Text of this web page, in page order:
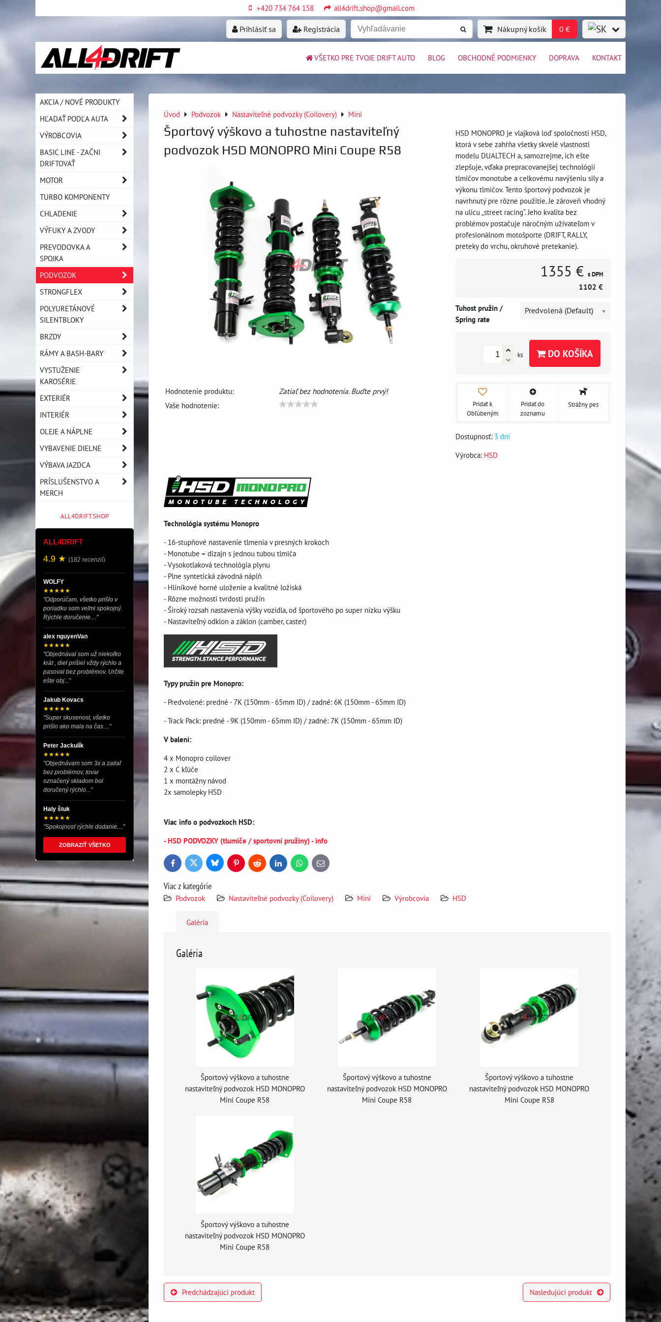
+420 734 764 158 all4drift.shop@gmail.com
Prihlásiť sa Registrácia Nákupný košík 0 €
VŠETKO PRE TVOJE DRIFT AUTO BLOG OBCHODNÉ PODMIENKY DOPRAVA KONTAKT
Úvod Podvozok Nastaviteľné podvozky (Coilovery) Mini
Športový výškovo a tuhostne nastaviteľný
podvozok HSD MONOPRO Mini Coupe R58
Hodnotenie produktu:
Zatiaľ bez hodnotenia. Buďte prvý!
Vaše hodnotenie:
HSD MONOPRO je vlajková loď spoločnosti HSD,
ktorá v sebe zahŕňa všetky skvelé vlastnosti
modelu DUALTECH a, samozrejme, ich ešte
zlepšuje, vďaka prepracovanejšej technológií
tlmičov monotube a celkovému navýšeniu sily a
výkonu tlmičov. Tento športový podvozok je
navrhnutý pre rôzne použitie. Je zároveň vhodný
na ulicu „street racing“. Jeho kvalita bez
problémov postačuje náročným užívateľom v
profesionálnom motošporte (DRIFT, RALLY,
preteky do vrchu, okruhové pretekanie).
1355 € s DPH
1102 €
Tuhost pružin /
Spring rate
Predvolená (Default)
ks DO KOŠÍKA
Pridať k
Obľúbeným
Pridať do
zoznamu
Strážny pes
Dostupnosť: 3 dni
Výrobca: HSD
Technológia systému Monopro
- 16-stupňové nastavenie tlmenia v presných krokoch
- Monotube = dizajn s jednou tubou tlmiča
- Vysokotlaková technológia plynu
- Plne syntetická závodná náplň
- Hliníkové horné uloženie a kvalitné ložiská
- Rôzne možnosti tvrdosti pružín
- Široký rozsah nastavenia výšky vozidla, od športového po super nízku výšku
- Nastaviteľný odklon a záklon (camber, caster)
Typy pružín pre Monopro:
- Predvolené: predné - 7K (150mm - 65mm ID) / zadné: 6K (150mm - 65mm ID)
- Track Pack: predné - 9K (150mm - 65mm ID) / zadné: 7K (150mm - 65mm ID)
V balení:
4 x Monopro coilover
2 x C kľúče
1 x montážny návod
2x samolepky HSD
Viac info o podvozkoch HSD:
- HSD PODVOZKY (tlumiče / sportovní pružiny) - info
FacebookTwitter BlueskyPinterestReddit LinkedInWhatsApp
E-
mail
Viac z kategórie
Podvozok Nastaviteľné podvozky (Coilovery) Mini Výrobcovia HSD
Galéria
Galéria
Športový výškovo a tuhostne
nastaviteľný podvozok HSD MONOPRO
Mini Coupe R58
Športový výškovo a tuhostne
nastaviteľný podvozok HSD MONOPRO
Mini Coupe R58
Športový výškovo a tuhostne
nastaviteľný podvozok HSD MONOPRO
Mini Coupe R58
Športový výškovo a tuhostne
nastaviteľný podvozok HSD MONOPRO
Mini Coupe R58
Predchádzajúci produkt Nasledujúci produkt
AKCIA / NOVÉ PRODUKTY
HĽADAŤ PODĽA AUTA
VÝROBCOVIA
BASIC LINE - ZAČNI
DRIFTOVAŤ
MOTOR
TURBO KOMPONENTY
CHLADENIE
VÝFUKY A ZVODY
PREVODOVKA A
SPOJKA
PODVOZOK
STRONGFLEX
POLYURETÁNOVÉ
SILENTBLOKY
BRZDY
RÁMY A BASH-BARY
VYSTUŽENIE
KAROSÉRIE
EXTERIÉR
INTERIÉR
OLEJE A NÁPLNE
VYBAVENIE DIELNE
VÝBAVA JAZDCA
PRÍSLUŠENSTVO A
MERCH
ALL4DRIFT.SHOP
ALL4DRIFT
4.9 ★ (182 recenzií)
WOLFY
★★★★★
"Odporúčam, všetko prišlo v
poriadku som veľmi spokojný.
Rýchle doručenie...."
alex nguyenVan
★★★★★
"Objednával som už niekoľko
krát , diel prišiel vždy rýchlo a
pasoval bez problémov. Určite
ešte obj..."
Jakub Kovacs
★★★★★
"Super skusenost, všetko
prišlo ako mala na čas...."
Peter Jackulík
★★★★★
"Objednávam som 3x a zatiaľ
bez problémov, tovar
označený skladom bol
doručený rýchlo..."
Haly štuk
★★★★★
"Spokojnosť rýchle dodanie...."
ZOBRAZIŤ VŠETKO